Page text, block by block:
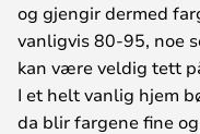
og gjengir dermed
vanligvis 80-95, noe
kan være veldig tett
I et helt vanlig hjem
da blir fargene fine